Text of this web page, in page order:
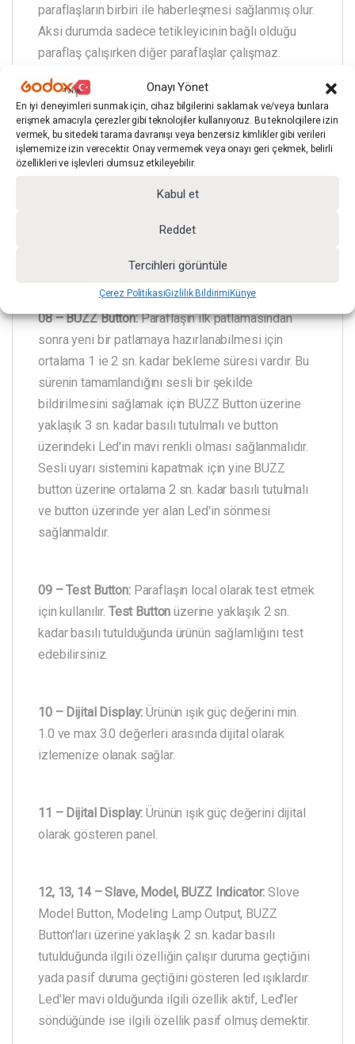
Onayı Yönet
En iyi deneyimleri sunmak için, cihaz bilgilerini saklamak ve/veya bunlara
erişmek amacıyla çerezler gibi teknolojiler kullanıyoruz. Bu teknolojilere izin
vermek, bu sitedeki tarama davranışı veya benzersiz kimlikler gibi verileri
işlememize izin verecektir. Onay vermemek veya onayı geri çekmek, belirli
özellikleri ve işlevleri olumsuz etkileyebilir.
Kabul et
Reddet
Tercihleri görüntüle
Çerez PolitikasıGizlilik BildirimiKünye
paraflaşların birbiri ile haberleşmesi sağlanmış olur.
Aksi durumda sadece tetikleyicinin bağlı olduğu
paraflaş çalışırken diğer paraflaşlar çalışmaz.
07 – Modeling Lamp Output:Paraflaş ile çekim
yapıldığında çekim yaptığınız nesnesin etrafında
gölge efekti oluşturmanızı sağlayacaktır. Bu buttona
üzerindeki Led mavi renk olacak ve paraflaşın
özelliği kapatmak için button üzerine yaklaşık 2 sn.
kadar basmanız yeterli olacaktır.
08 – BUZZ Button:Paraflaşın ilk patlamasından
sonra yeni bir patlamaya hazırlanabilmesi için
ortalama 1 ie 2 sn. kadar bekleme süresi vardır. Bu
sürenin tamamlandığını sesli bir şekilde
bildirilmesini sağlamak için BUZZ Button üzerine
yaklaşık 3 sn. kadar basılı tutulmalı ve button
üzerindeki Led'in mavi renkli olması sağlanmalıdır.
Sesli uyarı sistemini kapatmak için yine BUZZ
button üzerine ortalama 2 sn. kadar basılı tutulmalı
ve button üzerinde yer alan Led'in sönmesi
sağlanmaldır.
09 – Test Button: Paraflaşın local olarak test etmek
için kullanılır. Test Buttonüzerine yaklaşık 2 sn.
kadar basılı tutulduğunda ürünün sağlamlığını test
edebilirsiniz.
10 – Dijital Display:Ürünün ışık güç değerini min.
1.0 ve max 3.0 değerleri arasında dijital olarak
izlemenize olanak sağlar.
11 – Dijital Display:Ürünün ışık güç değerini dijital
olarak gösteren panel.
12, 13, 14 – Slave, Model, BUZZ Indicator:Slove
Model Button, Modeling Lamp Output, BUZZ
Button'ları üzerine yaklaşık 2 sn. kadar basılı
tutulduğunda ilgili özelliğin çalışır duruma geçtiğini
yada pasif duruma geçtiğini gösteren led ışıklardır.
Led'ler mavi olduğunda ilgili özellik aktif, Led'ler
söndüğünde ise ilgili özellik pasif olmuş demektir.